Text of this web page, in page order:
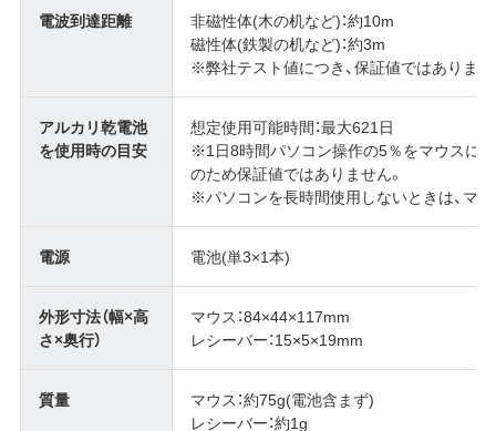
電波到達距離
非磁性体(木の机など)：約10m
磁性体(鉄製の机など)：約3m
※弊社テスト値につき、保証値ではありま
アルカリ乾電池
を使用時の目安
想定使用可能時間：最大621日
※1日8時間パソコン操作の5％をマウスに
のため保証値ではありません。
※パソコンを長時間使用しないときは、マ
電源 電池(単3×1本)
外形寸法（幅×高
さ×奥行）
マウス：84×44×117mm
レシーバー：15×5×19mm
質量
マウス：約75g(電池含まず)
レシーバー：約1g